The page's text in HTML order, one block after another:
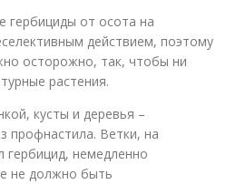
гербициды от осота на
действием, поэтому
осторожно, так, чтобы ни
растения.
кусты и деревья –
Ветки, на
гербицид, немедленно
не должно быть